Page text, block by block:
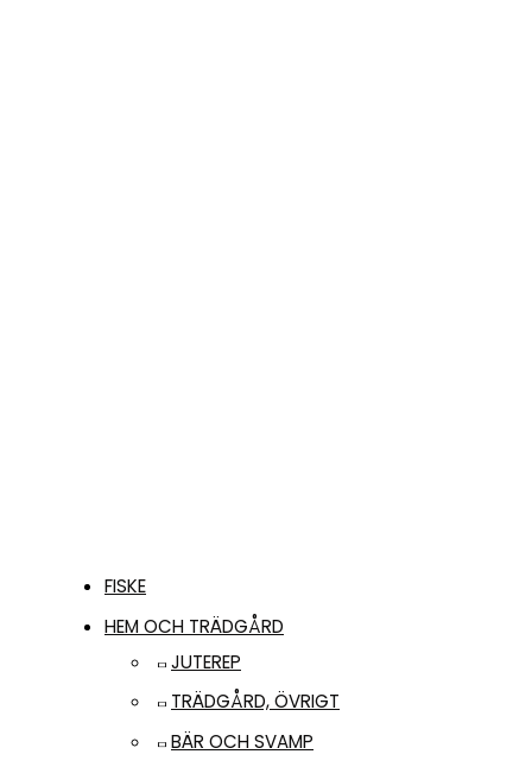
FISKE
HEM OCH TRÄDGÅRD
JUTEREP
TRÄDGÅRD, ÖVRIGT
BÄR OCH SVAMP